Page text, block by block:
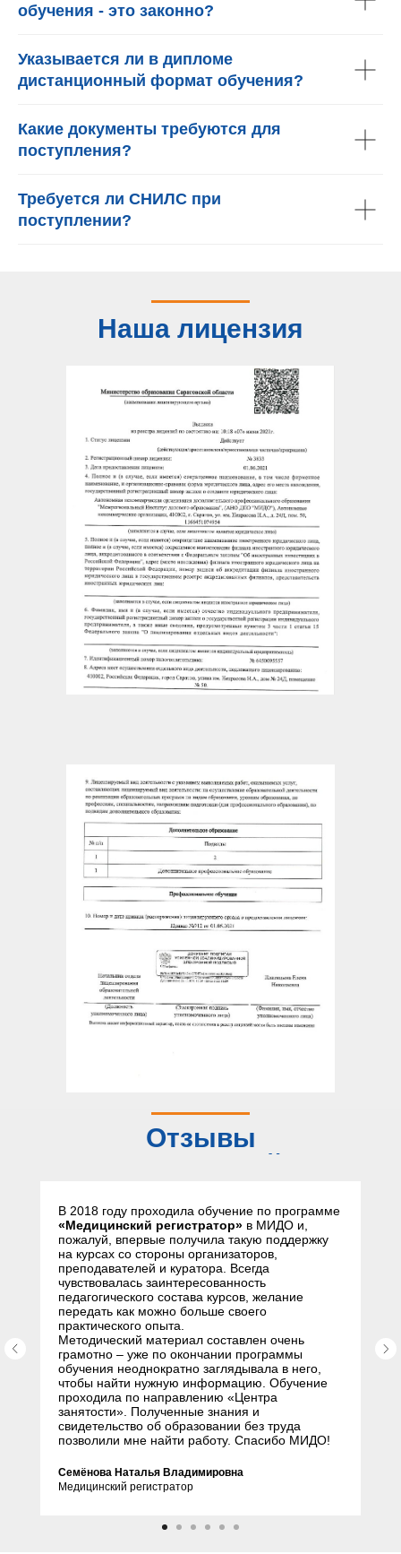
обучения - это законно?
Указывается ли в дипломе
дистанционный формат обучения?
Какие документы требуются для
поступления?
Требуется ли СНИЛС при
поступлении?
Наша лицензия
Отзывы
В 2018 году проходила обучение по программе
«Медицинский регистратор» в МИДО и,
пожалуй, впервые получила такую поддержку
на курсах со стороны организаторов,
преподавателей и куратора. Всегда
чувствовалась заинтересованность
педагогического состава курсов, желание
передать как можно больше своего
практического опыта.
Методический материал составлен очень
грамотно – уже по окончании программы
обучения неоднократно заглядывала в него,
чтобы найти нужную информацию. Обучение
проходила по направлению «Центра
занятости». Полученные знания и
свидетельство об образовании без труда
позволили мне найти работу. Спасибо МИДО!
Семёнова Наталья Владимировна
Медицинский регистратор